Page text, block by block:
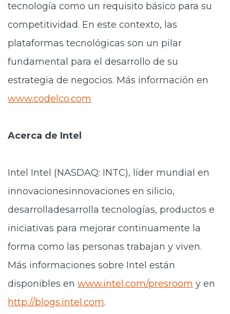
tecnología como un requisito básico para su
competitividad. En este contexto, las
plataformas tecnológicas son un pilar
fundamental para el desarrollo de su
estrategia de negocios. Más información en
www.codelco.com
Acerca de Intel
Intel Intel (NASDAQ: INTC), líder mundial en
innovacionesinnovaciones en silicio,
desarrolladesarrolla tecnologías, productos e
iniciativas para mejorar continuamente la
forma como las personas trabajan y viven.
Más informaciones sobre Intel están
disponibles en www.intel.com/presroom y en
http://blogs.intel.com.